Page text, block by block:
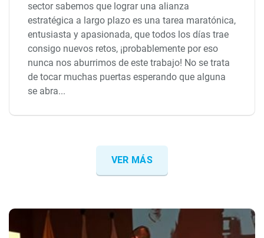
sector sabemos que lograr una alianza
estratégica a largo plazo es una tarea maratónica,
entusiasta y apasionada, que todos los días trae
consigo nuevos retos, ¡probablemente por eso
nunca nos aburrimos de este trabajo! No se trata
de tocar muchas puertas esperando que alguna
se abra...
VER MÁS